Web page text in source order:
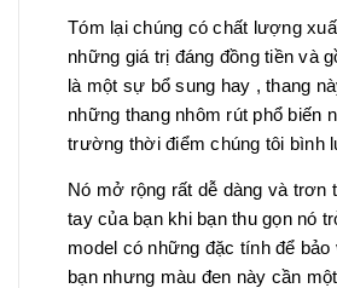
Tóm lại chúng có chất lượng
những giá trị đáng đồng tiền và
là một sự bổ sung hay , thang
những thang nhôm rút phổ biến
trường thời điểm chúng tôi bình
Nó mở rộng rất dễ dàng và trơn
tay của bạn khi bạn thu gọn nó
model có những đặc tính để bảo
bạn nhưng màu đen này cần